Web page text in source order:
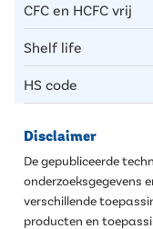
CFC en HCFC vrij
Shelf life
HS code
Disclaimer
De gepubliceerde
onderzoeksgegevens
verschillende
producten en